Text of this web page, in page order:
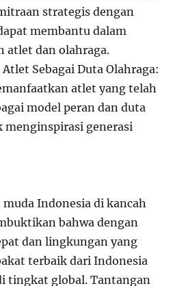
strategis dengan
membantu dalam
atlet dan olahraga.
Sebagai Duta Olahraga:
atlet yang telah
model peran dan duta
menginspirasi generasi
Indonesia di kancah
bahwa dengan
dan lingkungan yang
terbaik dari Indonesia
tingkat global. Tantangan